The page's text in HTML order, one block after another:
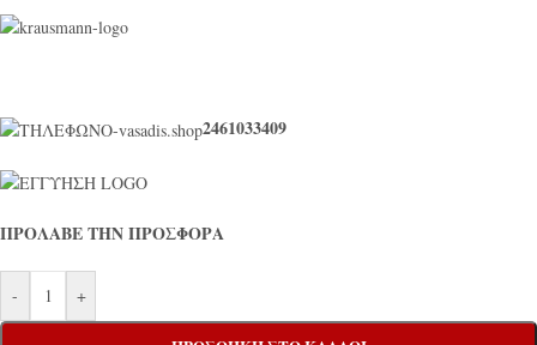
2461033409
ΠΡΟΛΑΒΕ ΤΗΝ ΠΡΟΣΦΟΡΑ
- +